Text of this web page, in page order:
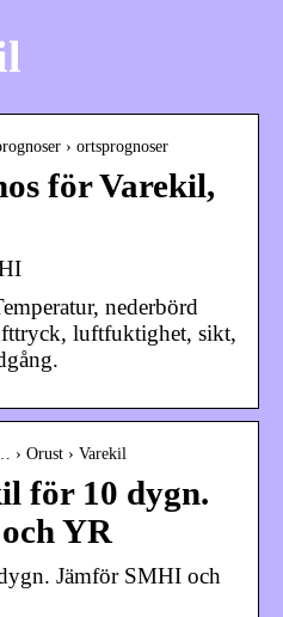
› ortsprognoser
för Varekil,
nederbörd
luftfuktighet, sikt,
› Orust › Varekil
för 10 dygn.
YR
Jämför SMHI och